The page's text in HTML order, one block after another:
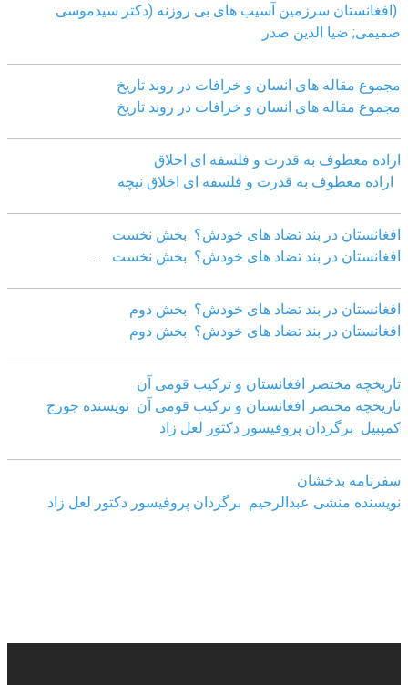
(افغانستان سرزمین آسیب های بی روزنه (دکتر سیدموسی
صمیمی; ضیا الدین صدر
مجموع مقاله های انسان و خرافات در روند تاریخ
مجموع مقاله های انسان و خرافات در روند تاریخ
اراده معطوف به قدرت و فلسفه ای اخلاق
اراده معطوف به قدرت و فلسفه ای اخلاق نیچه
افغانستان در بند تضاد های خودش؟ بخش نخست
افغانستان در بند تضاد های خودش؟ بخش نخست
افغانستان در بند تضاد های خودش؟ بخش دوم
افغانستان در بند تضاد های خودش؟ بخش دوم
تاریخچه مختصر افغانستان و ترکیب قومی آن
تاریخچه مختصر افغانستان و ترکیب قومی آن نویسنده جورج
کمپبیل برگردان پروفیسور دکتور لعل زاد
سفرنامه بدخشان
نویسنده منشی عبدالرحیم برگردان پروفیسور دکتور لعل زاد